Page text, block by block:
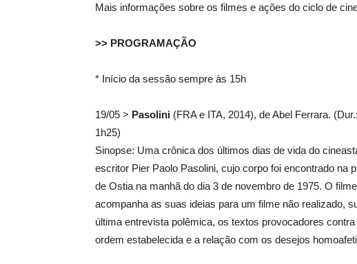
Mais informações sobre os filmes e ações do ciclo de
>> PROGRAMAÇÃO
* Início da sessão sempre às 15h
19/05 > Pasolini (FRA e ITA, 2014), de Abel Ferrara. (Dur.:
1h25)
Sinopse: Uma crônica dos últimos dias de vida do
escritor Pier Paolo Pasolini, cujo corpo foi encontrado na
de Ostia na manhã do dia 3 de novembro de 1975. O filme
acompanha as suas ideias para um filme não realizado,
última entrevista polêmica, os textos provocadores contra
ordem estabelecida e a relação com os desejos